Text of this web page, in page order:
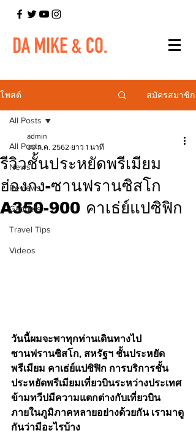
โพสต์ สมัครสมาชิก
All Posts
News
Reviews
Gadgets
Travel Tips
Videos
All Posts
รีวิวชั้นประหยัดพรีเมียม
ฮ่องกง-ซานฟรานซิสโก
A350-900 คาเธ่ย์แปซิฟิก
admin
30 ก.ค. 2562 ยาว 1 นาที
วันนี้ผมจะพาทุกท่านเดินทางไป
ซานฟรานซิสโก,​ สหรัฐฯ ชั้นประหยัด
พรีเมียม คาเธ่ย์แปซิฟิก การบริการชั้น
ประหยัดพรีเมียมเที่ยวบินระหว่างประเทศ
ข้ามทวีปมีความแตกต่างกับเที่ยวบิน
ภายในภูมิภาคหลายอย่างด้วยกัน เรามาดู
กันว่ามีอะไรบ้าง